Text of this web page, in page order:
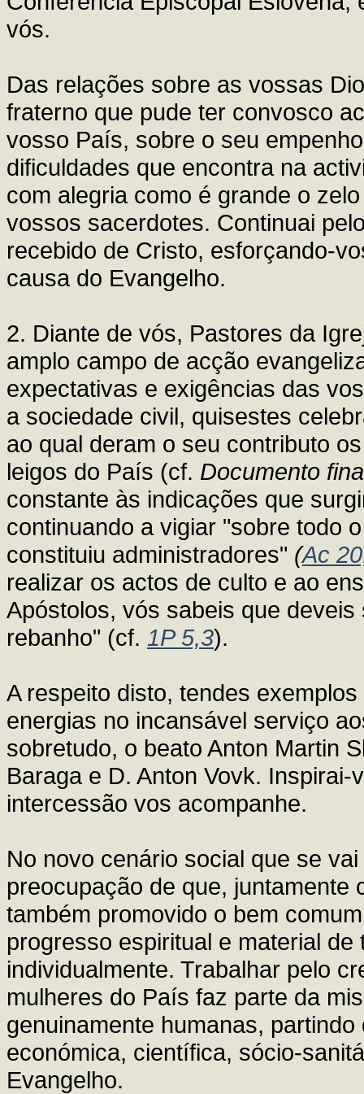
vós.
Das relações sobre as vossas
fraterno que pude ter convosco
vosso País, sobre o seu
dificuldades que encontra na
com alegria como é grande o
vossos sacerdotes. Continuai
recebido de Cristo, esforçando-
causa do Evangelho.
2. Diante de vós, Pastores da
amplo campo de acção
expectativas e exigências das
a sociedade civil, quisestes
ao qual deram o seu contributo
leigos do País (cf. Documento
constante às indicações que
continuando a vigiar "sobre todo
constituiu administradores" (Ac
realizar os actos de culto e ao
Apóstolos, vós sabeis que
rebanho" (cf. 1P 5,3).
A respeito disto, tendes
energias no incansável serviço
sobretudo, o beato Anton Martin
Baraga e D. Anton Vovk.
intercessão vos acompanhe.
No novo cenário social que se
preocupação de que, juntamente
também promovido o bem
progresso espiritual e material
individualmente. Trabalhar pelo
mulheres do País faz parte da
genuinamente humanas,
económica, científica, sócio-
Evangelho.